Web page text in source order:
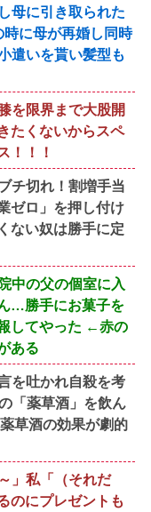
母に引き取られた
に母が再婚し同時
遣いを貰い髪型も
を限界まで大股開
たくないからスペ
！！！
チ切れ！割増手当
ゼロ」を押し付け
ない奴は勝手に定
中の父の個室に入
…勝手にお菓子を
してやった ←赤の
ある
を吐かれ自殺を考
「薬草酒」を飲ん
草酒の効果が劇的
」私「（それだ
のにプレゼントも